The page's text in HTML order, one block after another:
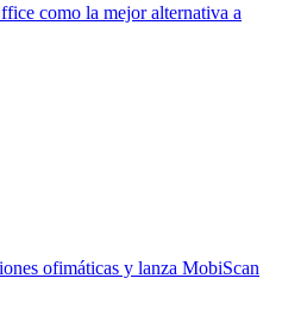
como la mejor alternativa a
ofimáticas y lanza MobiScan